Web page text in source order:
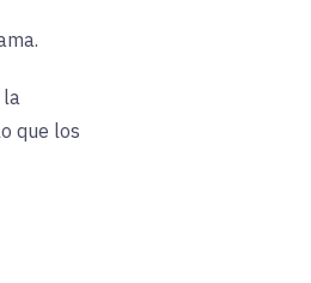
.
la
que los